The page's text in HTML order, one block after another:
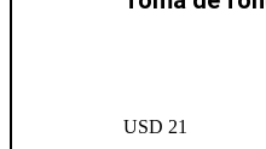
USD 21